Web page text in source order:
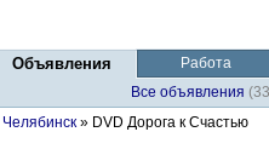
Объявления
Работа
Все объявления
Челябинск » DVD Дорога к Счастью